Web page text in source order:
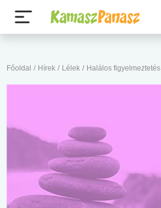
Főoldal / Hírek / Lélek / Halálos